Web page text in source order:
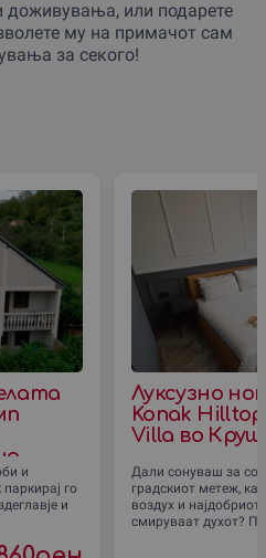
доживувања, или подарете
му на примачот сам
за секого!
и
го
и
Луксузно
Konak
Villa во
Дали сонуваш за
градскиот метеж,
воздух и
смируваат духот?